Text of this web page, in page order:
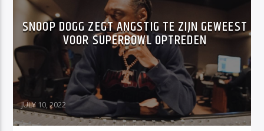
SNOOP DOGG ZEGT ANGSTIG TE ZIJN GEWEEST
VOOR SUPERBOWL OPTREDEN
JULY 10, 2022